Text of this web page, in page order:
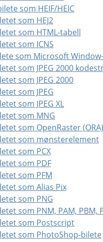
som HEIF/HEIC
som HEJ2
som HTML-tabell
som ICNS
som Microsoft
som JPEG 2000
som JPEG 2000
som JPEG
som JPEG XL
som MNG
som OpenRaster (ORA)
som mønsterelement
som PCX
som PDF
som PFM
som Alias Pix
som PNG
som PNM, PAM, PBM,
som Postscript
som PhotoShop-bilete